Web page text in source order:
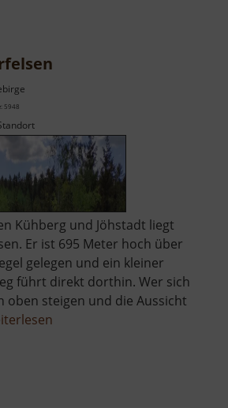
5948
Kühberg und Jöhstadt liegt
Er ist 695 Meter hoch über
gelegen und ein kleiner
führt direkt dorthin. Wer sich
oben steigen und die Aussicht